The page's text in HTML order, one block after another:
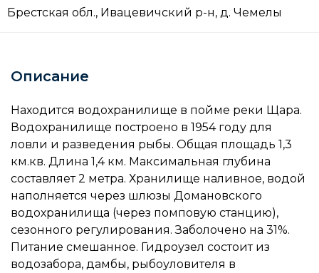
Брестская обл., Ивацевичский р-н, д. Чемелы
Описание
Находится водохранилище в пойме реки Щара.
Водохранилище построено в 1954 году для
ловли и разведения рыбы. Общая площадь 1,3
км.кв. Длина 1,4 км. Максимальная глубина
составляет 2 метра. Хранилище наливное, водой
наполняется через шлюзы Домановского
водохранилища (через помповую станцию),
сезонного регулирования. Заболочено на 31%.
Питание смешанное. Гидроузел состоит из
водозабора, дамбы, рыбоуловителя в